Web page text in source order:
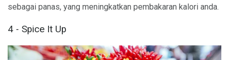
sebagai panas, yang meningkatkan pembakaran kalori anda.
4 - Spice It Up